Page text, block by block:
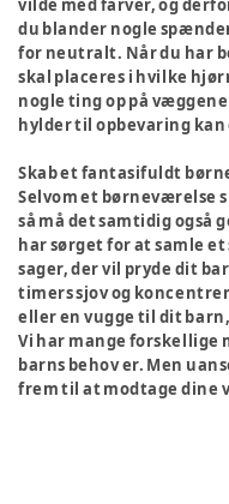
vilde med farver, og
du blander nogle
for neutralt. Når du har
skal placeres i hvilke
nogle ting op på
hylder til opbevaring
Skab et fantasifuldt
Selvom et børneværelse
så må det samtidig også
har sørget for at samle
sager, der vil pryde dit
timers sjov og
eller en vugge til dit barn,
Vi har mange forskellige
barns behov er. Men
frem til at modtage dine